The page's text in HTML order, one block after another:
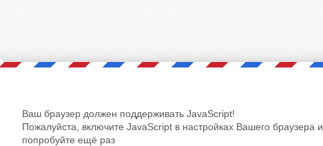
Ваш браузер должен поддерживать JavaScript!
Пожалуйста, включите JavaScript в настройках Вашего браузера и
попробуйте ещё раз